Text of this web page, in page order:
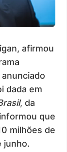
afirmou
dada em
, da
que
milhões de
junho.